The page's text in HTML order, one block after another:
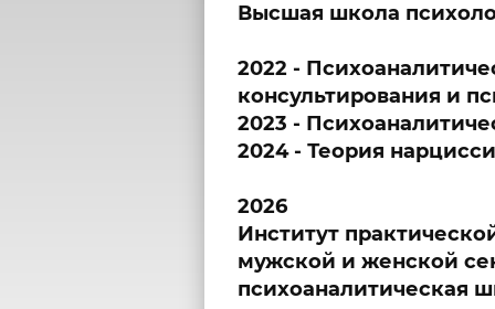
Высшая школа
2022 -
консультирования и
2023 -
2024 - Теория
2026
Институт
мужской и женской
психоаналитическая